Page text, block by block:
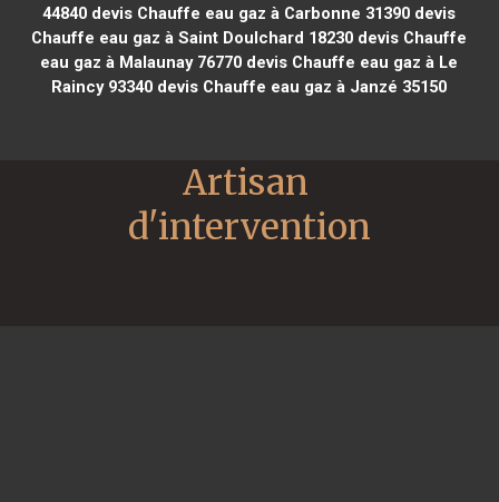
44840 devis Chauffe eau gaz à Carbonne 31390 devis
Chauffe eau gaz à Saint Doulchard 18230 devis Chauffe
eau gaz à Malaunay 76770 devis Chauffe eau gaz à Le
Raincy 93340 devis Chauffe eau gaz à Janzé 35150
Artisan
d'intervention